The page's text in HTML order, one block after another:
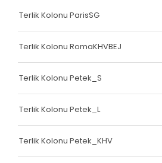
Terlik Kolonu ParisSG
Terlik Kolonu RomaKHVBEJ
Terlik Kolonu Petek_S
Terlik Kolonu Petek_L
Terlik Kolonu Petek_KHV